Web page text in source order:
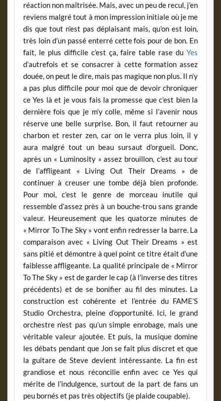
réaction non maîtrisée. Mais, avec un peu de recul, j’en
reviens malgré tout à mon impression initiale où je me
dis que tout n’est pas déplaisant mais, qu’on est loin,
très loin d’un passé enterré cette fois pour de bon. En
fait, le plus difficile c’est ça, faire table rase duYes
d’autrefois et se consacrer à cette formation assez
douée, on peut le dire, mais pas magique non plus. Il n’y
a pas plus difficile pour moi que de devoir chroniquer
ce Yes là et je vous fais la promesse que c’est bien la
dernière fois que je m’y colle, même si l’avenir nous
réserve une belle surprise. Bon, il faut retourner au
charbon et rester zen, car on le verra plus loin, il y
aura malgré tout un beau sursaut d’orgueil. Donc,
après un « Luminosity » assez brouillon, c’est au tour
de l’affligeant « Living Out Their Dreams » de
continuer à creuser une tombe déjà bien profonde.
Pour moi, c’est le genre de morceau inutile qui
ressemble d’assez près à un bouche-trou sans grande
valeur. Heureusement que les quatorze minutes de
« Mirror To The Sky » vont enfin redresser la barre. La
comparaison avec « Living Out Their Dreams » est
sans pitié et démontre à quel point ce titre était d’une
faiblesse affligeante. La qualité principale de « Mirror
To The Sky » est de garder le cap (à l’inverse des titres
précédents) et de se bonifier au fil des minutes. La
construction est cohérente et l’entrée du FAME’S
Studio Orchestra, pleine d’opportunité. Ici, le grand
orchestre n’est pas qu’un simple enrobage, mais une
véritable valeur ajoutée. Et puis, la musique domine
les débats pendant que Jon se fait plus discret et que
la guitare de Steve devient intéressante. La fin est
grandiose et nous réconcilie enfin avec ce Yes qui
mérite de l’indulgence, surtout de la part de fans un
peu bornés et pas très objectifs (je plaide coupable).